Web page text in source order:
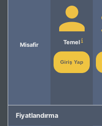
Misafir Temel
Giriş Yap
Fiyatlandırma